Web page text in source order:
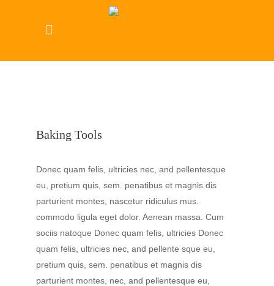
Baking Tools
Donec quam felis, ultricies nec, and pellentesque
eu, pretium quis, sem. penatibus et magnis dis
parturient montes, nascetur ridiculus mus.
commodo ligula eget dolor. Aenean massa. Cum
sociis natoque Donec quam felis, ultricies Donec
quam felis, ultricies nec, and pellente sque eu,
pretium quis, sem. penatibus et magnis dis
parturient montes, nec, and pellentesque eu,